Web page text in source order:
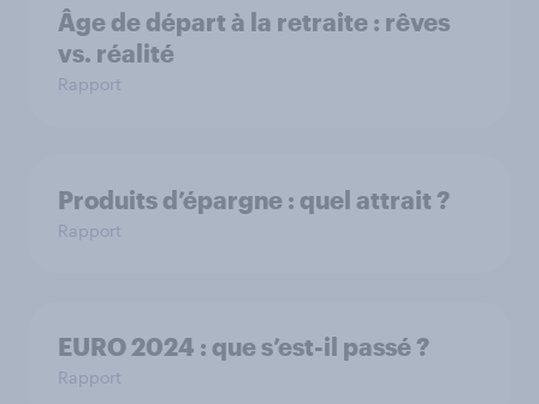
Âge de départ à la retraite : rêves
vs. réalité
Rapport
Produits d’épargne : quel attrait ?
Rapport
EURO 2024 : que s’est-il passé ?
Rapport